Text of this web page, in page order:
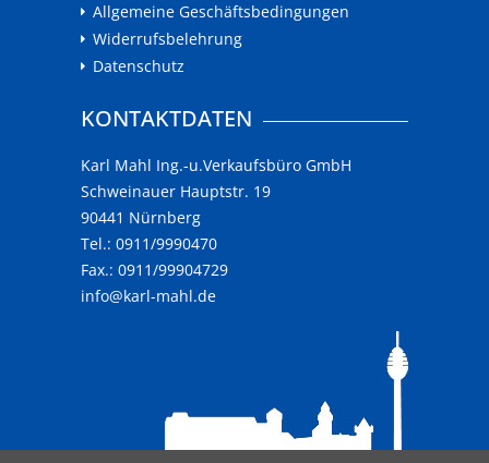
Allgemeine Geschäftsbedingungen
Widerrufsbelehrung
Datenschutz
KONTAKTDATEN
Karl Mahl Ing.-u.Verkaufsbüro GmbH
Schweinauer Hauptstr. 19
90441 Nürnberg
Tel.: 0911/9990470
Fax.: 0911/99904729
info@karl-mahl.de